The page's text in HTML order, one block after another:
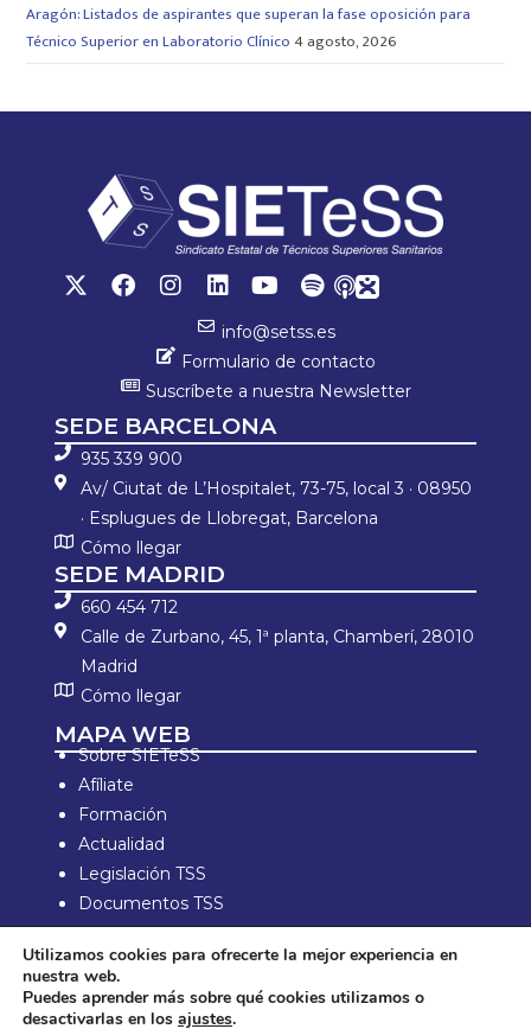
Aragón: Listados de aspirantes que superan la fase oposición para
Técnico Superior en Laboratorio Clínico 4 agosto, 2026
info@setss.es
Formulario de contacto
Suscríbete a nuestra Newsletter
SEDE BARCELONA
935 339 900
Av/ Ciutat de L’Hospitalet, 73-75, local 3 · 08950
· Esplugues de Llobregat, Barcelona
Cómo llegar
SEDE MADRID
660 454 712
Calle de Zurbano, 45, 1ª planta, Chamberí, 28010
Madrid
Cómo llegar
MAPA WEB
Sobre SIETeSS
Afíliate
Formación
Actualidad
Legislación TSS
Documentos TSS
Información laboral
Zona de Socios
Aviso Legal y política de privacidad
Utilizamos cookies para ofrecerte la mejor experiencia en
nuestra web.
Puedes aprender más sobre qué cookies utilizamos o
desactivarlas en los ajustes.